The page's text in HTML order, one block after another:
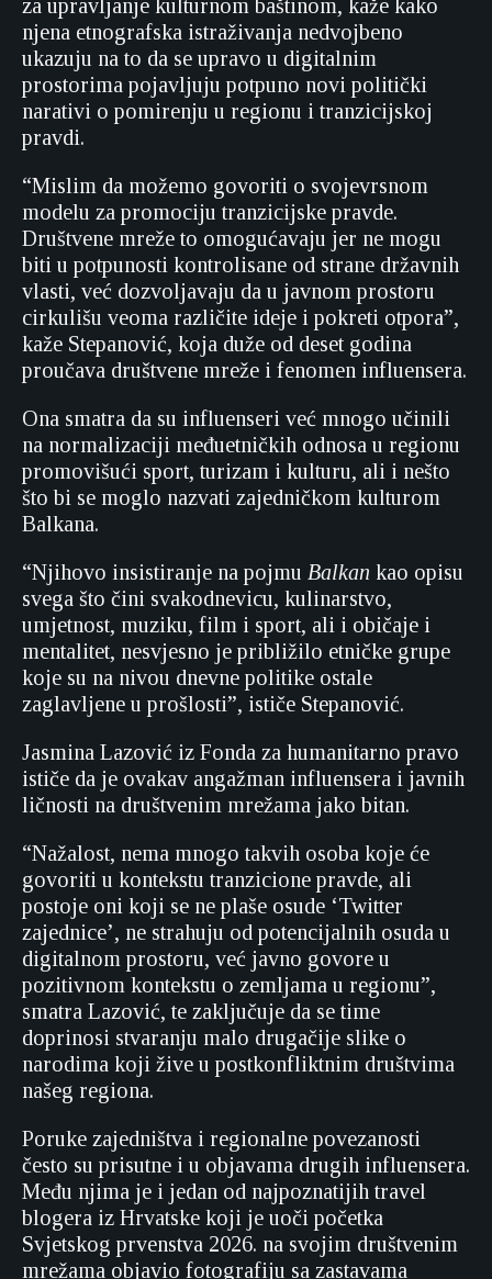
za upravljanje kulturnom baštinom, kaže kako
njena etnografska istraživanja nedvojbeno
ukazuju na to da se upravo u digitalnim
prostorima pojavljuju potpuno novi politički
narativi o pomirenju u regionu i tranzicijskoj
pravdi.
“Mislim da možemo govoriti o svojevrsnom
modelu za promociju tranzicijske pravde.
Društvene mreže to omogućavaju jer ne mogu
biti u potpunosti kontrolisane od strane državnih
vlasti, već dozvoljavaju da u javnom prostoru
cirkulišu veoma različite ideje i pokreti otpora”,
kaže Stepanović, koja duže od deset godina
proučava društvene mreže i fenomen influensera.
Ona smatra da su influenseri već mnogo učinili
na normalizaciji međuetničkih odnosa u regionu
promovišući sport, turizam i kulturu, ali i nešto
što bi se moglo nazvati zajedničkom kulturom
Balkana.
“Njihovo insistiranje na pojmu Balkan kao opisu
svega što čini svakodnevicu, kulinarstvo,
umjetnost, muziku, film i sport, ali i običaje i
mentalitet, nesvjesno je približilo etničke grupe
koje su na nivou dnevne politike ostale
zaglavljene u prošlosti”, ističe Stepanović.
Jasmina Lazović iz Fonda za humanitarno pravo
ističe da je ovakav angažman influensera i javnih
ličnosti na društvenim mrežama jako bitan.
“Nažalost, nema mnogo takvih osoba koje će
govoriti u kontekstu tranzicione pravde, ali
postoje oni koji se ne plaše osude ‘Twitter
zajednice’, ne strahuju od potencijalnih osuda u
digitalnom prostoru, već javno govore u
pozitivnom kontekstu o zemljama u regionu”,
smatra Lazović, te zaključuje da se time
doprinosi stvaranju malo drugačije slike o
narodima koji žive u postkonfliktnim društvima
našeg regiona.
Poruke zajedništva i regionalne povezanosti
često su prisutne i u objavama drugih influensera.
Među njima je i jedan od najpoznatijih travel
blogera iz Hrvatske koji je uoči početka
Svjetskog prvenstva 2026. na svojim društvenim
mrežama objavio fotografiju sa zastavama